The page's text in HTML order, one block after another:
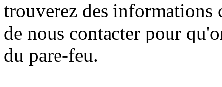
trouverez des informations
de nous contacter pour
du pare-feu.